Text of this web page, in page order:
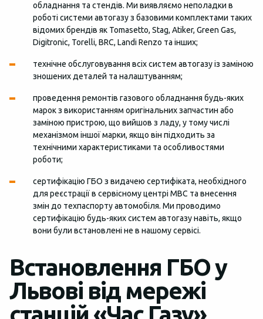
обладнання та стендів. Ми виявляємо неполадки в
роботі системи автогазу з базовими комплектами таких
відомих брендів як Tomasetto, Stag, Atiker, Green Gas,
Digitronic, Torelli, BRC, Landi Renzo та інших;
технічне обслуговування всіх систем автогазу із заміною
зношених деталей та налаштуванням;
проведення ремонтів газового обладнання будь-яких
марок з використанням оригінальних запчастин або
заміною пристрою, що вийшов з ладу, у тому числі
механізмом іншої марки, якщо він підходить за
технічними характеристиками та особливостями
роботи;
сертифікацію ГБО з видачею сертифіката, необхідного
для реєстрації в сервісному центрі МВС та внесення
змін до техпаспорту автомобіля. Ми проводимо
сертифікацію будь-яких систем автогазу навіть, якщо
вони були встановлені не в нашому сервісі.
Встановлення ГБО у
Львові від мережі